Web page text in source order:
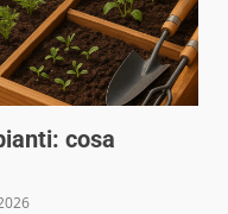
cosa